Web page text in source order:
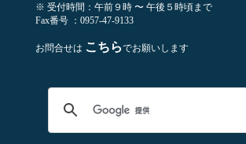
※ 受付時間：午前９時 〜 午後５時頃まで
Fax番号 ：0957-47-9133
お問合せは こちらでお願いします